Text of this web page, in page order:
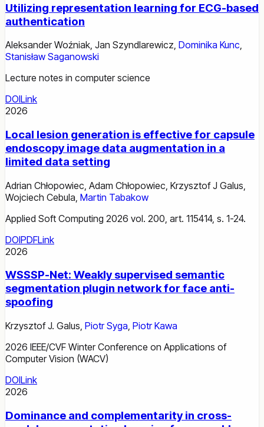
Utilizing representation learning for ECG-based
authentication
Aleksander Woźniak, Jan Szyndlarewicz, Dominika Kunc,
Stanisław Saganowski
Lecture notes in computer science
DOILink
2026
Local lesion generation is effective for capsule
endoscopy image data augmentation in a
limited data setting
Adrian Chłopowiec Adam Chłopowiec Krzysztof J Galus
Wojciech Cebula Martin Tabakow
Applied Soft Computing 2026 vol. 200, art. 115414, s. 1-24.
DOIPDFLink
2026
WSSSP-Net: Weakly supervised semantic
segmentation plugin network for face anti-
spoofing
Krzysztof J. Galus, Piotr Syga, Piotr Kawa
2026 IEEE/CVF Winter Conference on Applications of
Computer Vision (WACV)
DOILink
2026
Dominance and complementarity in cross-